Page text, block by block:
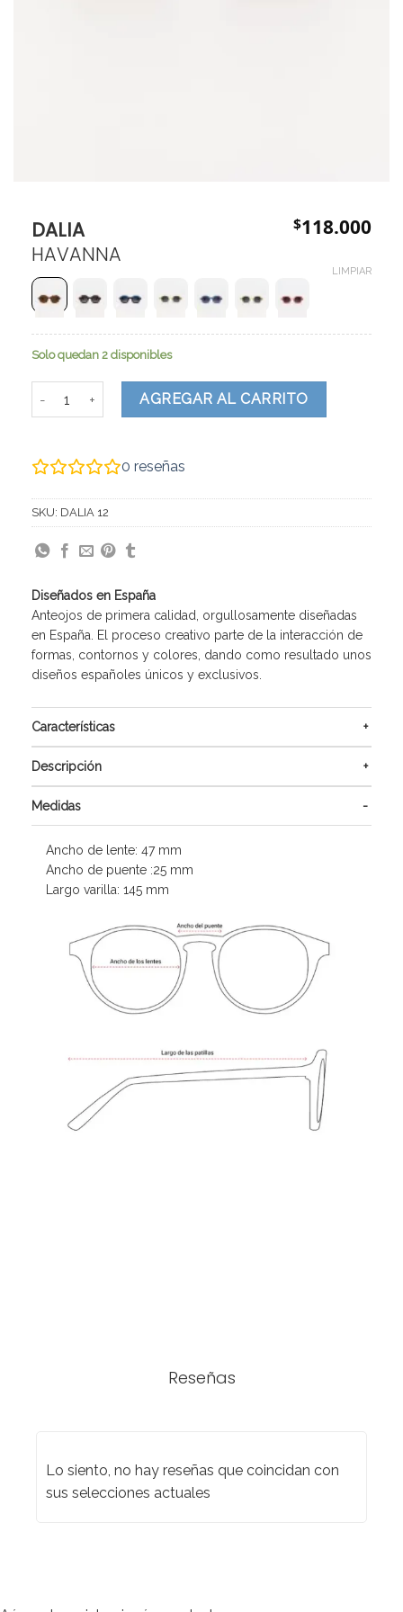
DALIA
HAVANNA
$118.000
LIMPIAR
Solo quedan 2 disponibles
AGREGAR AL CARRITO
0 reseñas
SKU: DALIA 12
Diseñados en España
Anteojos de primera calidad, orgullosamente diseñadas
en España. El proceso creativo parte de la interacción de
formas, contornos y colores, dando como resultado unos
diseños españoles únicos y exclusivos.
Características
Descripción
Medidas
Ancho de lente: 47 mm
Ancho de puente :25 mm
Largo varilla: 145 mm
Reseñas
Lo siento, no hay reseñas que coincidan con
sus selecciones actuales